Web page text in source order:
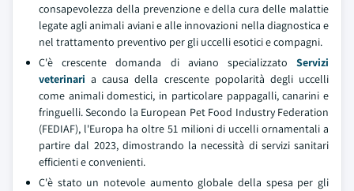
consapevolezza della prevenzione e della cura delle malattie
legate agli animali aviani e alle innovazioni nella diagnostica e
nel trattamento preventivo per gli uccelli esotici e compagni.
C'è crescente domanda di aviano specializzato Servizi
veterinari a causa della crescente popolarità degli uccelli
come animali domestici, in particolare pappagalli, canarini e
fringuelli. Secondo la European Pet Food Industry Federation
(FEDIAF), l'Europa ha oltre 51 milioni di uccelli ornamentali a
partire dal 2023, dimostrando la necessità di servizi sanitari
efficienti e convenienti.
C'è stato un notevole aumento globale della spesa per gli